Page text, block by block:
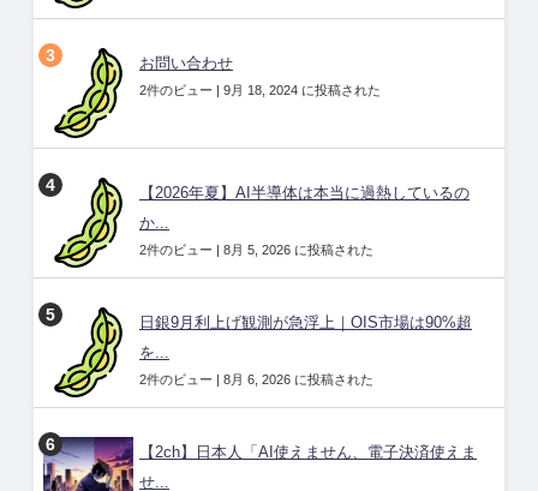
お問い合わせ
2件のビュー | 9月 18, 2024 に投稿された
【2026年夏】AI半導体は本当に過熱しているの
か...
2件のビュー | 8月 5, 2026 に投稿された
日銀9月利上げ観測が急浮上｜OIS市場は90%超
を...
2件のビュー | 8月 6, 2026 に投稿された
【2ch】日本人「AI使えません、電子決済使えま
せ...